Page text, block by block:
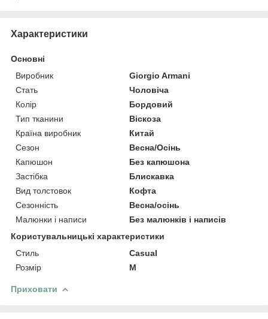
Характеристики
Основні
Виробник
Giorgio Armani
Стать
Чоловіча
Колір
Бордовий
Тип тканини
Віскоза
Країна виробник
Китай
Сезон
Весна/Осінь
Капюшон
Без капюшона
Застібка
Блискавка
Вид толстовок
Кофта
Сезонність
Весна/осінь
Малюнки і написи
Без малюнків і написів
Користувальницькі характеристики
Стиль
Casual
Розмір
M
Приховати